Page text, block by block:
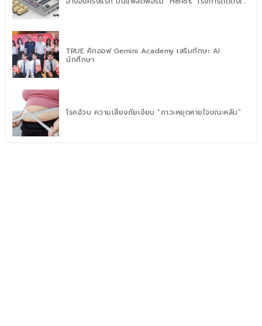
TRUE คิกออฟ Gemini Academy เสริมทักษะ AI
นักศึกษา
โรคอ้วน ความเสี่ยงภัยเงียบ “ภาวะหยุดหายใจขณะหลับ”